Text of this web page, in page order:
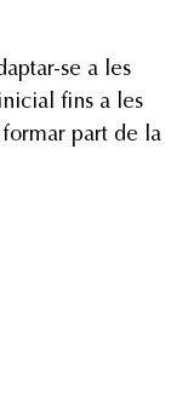
se a les
fins a les
part de la